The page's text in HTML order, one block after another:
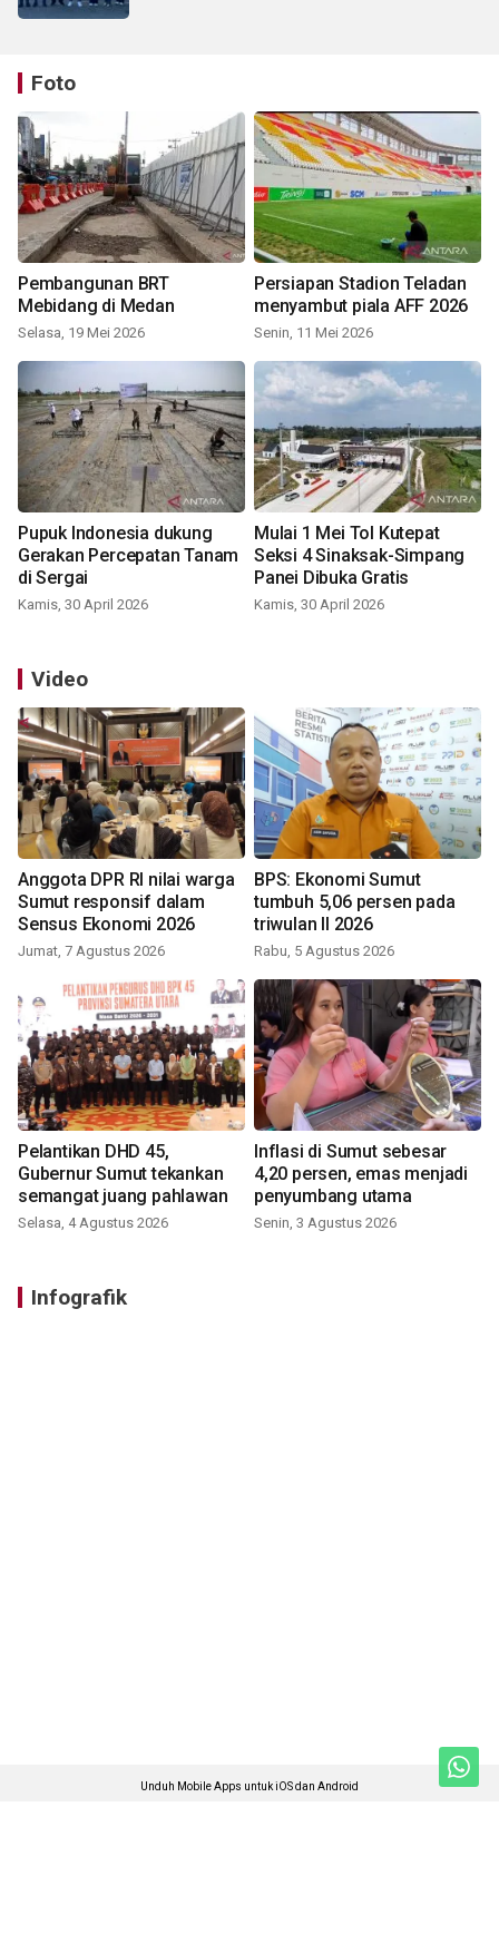
Foto
Pembangunan BRT
Mebidang di Medan
Selasa, 19 Mei 2026
Persiapan Stadion Teladan
menyambut piala AFF 2026
Senin, 11 Mei 2026
Pupuk Indonesia dukung
Gerakan Percepatan Tanam
di Sergai
Kamis, 30 April 2026
Mulai 1 Mei Tol Kutepat
Seksi 4 Sinaksak-Simpang
Panei Dibuka Gratis
Kamis, 30 April 2026
Video
Anggota DPR RI nilai warga
Sumut responsif dalam
Sensus Ekonomi 2026
Jumat, 7 Agustus 2026
BPS: Ekonomi Sumut
tumbuh 5,06 persen pada
triwulan II 2026
Rabu, 5 Agustus 2026
Pelantikan DHD 45,
Gubernur Sumut tekankan
semangat juang pahlawan
Selasa, 4 Agustus 2026
Inflasi di Sumut sebesar
4,20 persen, emas menjadi
penyumbang utama
Senin, 3 Agustus 2026
Infografik
Unduh Mobile Apps untuk iOS dan Android